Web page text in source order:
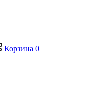
Корзина 0